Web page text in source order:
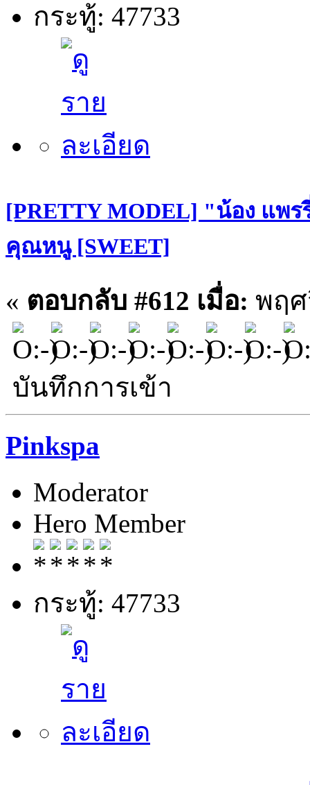
กระทู้: 47733
[PRETTY MODEL] "น้อง แพ
คุณหนู [SWEET]
« ตอบกลับ #612 เมื่อ: พฤศ
บันทึกการเข้า
Pinkspa
Moderator
Hero Member
กระทู้: 47733